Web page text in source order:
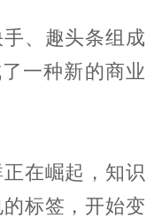
、趣头条组成
一种新的商业
在崛起，知识
标签，开始变